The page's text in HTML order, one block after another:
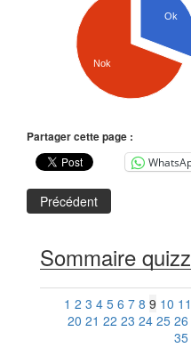
Ok
Nok
Partager cette page :
Précédent
Sommaire quizz
1 2 3 4 5 6 7 8 9 10 11
20 21 22 23 24 25 26
35